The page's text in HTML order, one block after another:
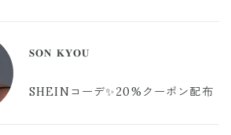
𝐒𝐎𝐍 𝐊𝐘𝐎𝐔
SHEINコーデ✨20%クーポン配布